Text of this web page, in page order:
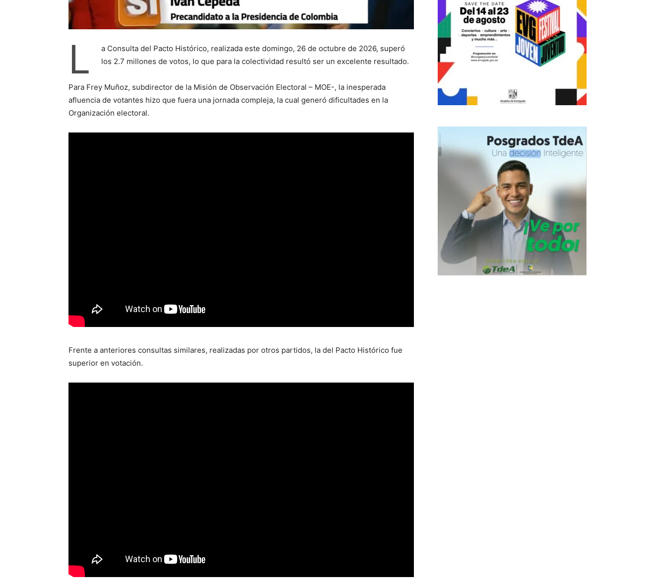
L
a Consulta del Pacto Histórico, realizada este domingo, 26 de octubre de 2026, superó
los 2.7 millones de votos, lo que para la colectividad resultó ser un excelente resultado.
Para Frey Muñoz, subdirector de la Misión de Observación Electoral – MOE-, la inesperada
afluencia de votantes hizo que fuera una jornada compleja, la cual generó dificultades en la
Organización electoral.
Frente a anteriores consultas similares, realizadas por otros partidos, la del Pacto Histórico fue
superior en votación.